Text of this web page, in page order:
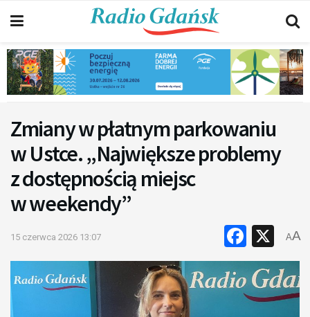
Zmiany w płatnym parkowaniu
w Ustce. „Największe problemy
z dostępnością miejsc
w weekendy”
15 czerwca 2026 13:07 X
AA